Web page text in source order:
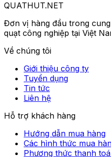
QUATHUT.NET
Đơn vị hàng đầu trong
quạt công nghiệp tại Việt
Về chúng tôi
Giới thiệu công ty
Tuyển dụng
Tin tức
Liên hệ
Hỗ trợ khách hàng
Hướng dẫn mua hàng
Các hình thức mua
Phương thức thanh